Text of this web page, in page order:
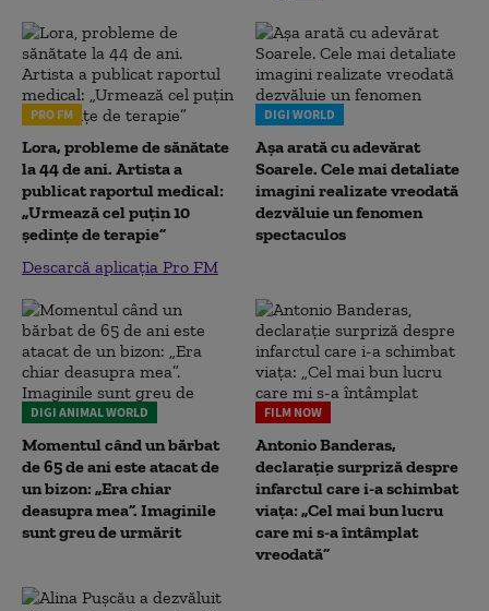
PRO FM
Lora, probleme de sănătate
la 44 de ani. Artista a
publicat raportul medical:
„Urmează cel puțin 10
ședințe de terapie”
Descarcă aplicația Pro FM
DIGI WORLD
Așa arată cu adevărat
Soarele. Cele mai detaliate
imagini realizate vreodată
dezvăluie un fenomen
spectaculos
DIGI ANIMAL WORLD
Momentul când un bărbat
de 65 de ani este atacat de
un bizon: „Era chiar
deasupra mea”. Imaginile
sunt greu de urmărit
FILM NOW
Antonio Banderas,
declarație surpriză despre
infarctul care i-a schimbat
viața: „Cel mai bun lucru
care mi s-a întâmplat
vreodată”